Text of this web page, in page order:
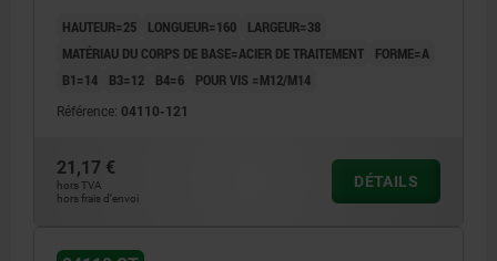
HAUTEUR=25 LONGUEUR=160
LARGEUR=38
MATÉRIAU DU CORPS DE BASE=ACIER DE TRAITEMENT
FORME=A
B1=14
B3=12 B4=6 POUR VIS =M12/M14
Référence: 04110-121
21,17 €
hors TVA
hors frais d’envoi
DÉTAILS